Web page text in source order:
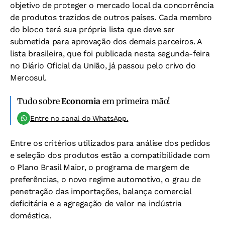
objetivo de proteger o mercado local da concorrência
de produtos trazidos de outros países. Cada membro
do bloco terá sua própria lista que deve ser
submetida para aprovação dos demais parceiros. A
lista brasileira, que foi publicada nesta segunda-feira
no Diário Oficial da União, já passou pelo crivo do
Mercosul.
Tudo sobreEconomiaem primeira mão!
Entre no canal do WhatsApp.
Entre os critérios utilizados para análise dos pedidos
e seleção dos produtos estão a compatibilidade com
o Plano Brasil Maior, o programa de margem de
preferências, o novo regime automotivo, o grau de
penetração das importações, balança comercial
deficitária e a agregação de valor na indústria
doméstica.